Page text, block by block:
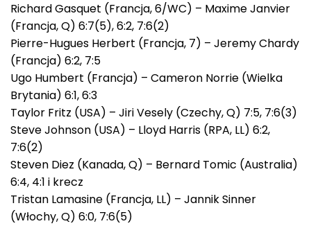
Richard Gasquet (Francja, 6/WC) – Maxime Janvier
(Francja, Q) 6:7(5), 6:2, 7:6(2)
Pierre-Hugues Herbert (Francja, 7) – Jeremy Chardy
(Francja) 6:2, 7:5
Ugo Humbert (Francja) – Cameron Norrie (Wielka
Brytania) 6:1, 6:3
Taylor Fritz (USA) – Jiri Vesely (Czechy, Q) 7:5, 7:6(3)
Steve Johnson (USA) – Lloyd Harris (RPA, LL) 6:2,
7:6(2)
Steven Diez (Kanada, Q) – Bernard Tomic (Australia)
6:4, 4:1 i krecz
Tristan Lamasine (Francja, LL) – Jannik Sinner
(Włochy, Q) 6:0, 7:6(5)